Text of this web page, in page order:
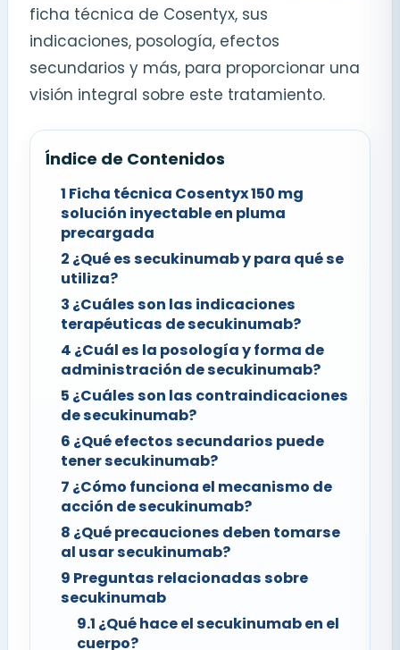
ficha técnica de Cosentyx, sus
indicaciones, posología, efectos
secundarios y más, para proporcionar una
visión integral sobre este tratamiento.
Índice de Contenidos
1 Ficha técnica Cosentyx 150 mg
solución inyectable en pluma
precargada
2 ¿Qué es secukinumab y para qué se
utiliza?
3 ¿Cuáles son las indicaciones
terapéuticas de secukinumab?
4 ¿Cuál es la posología y forma de
administración de secukinumab?
5 ¿Cuáles son las contraindicaciones
de secukinumab?
6 ¿Qué efectos secundarios puede
tener secukinumab?
7 ¿Cómo funciona el mecanismo de
acción de secukinumab?
8 ¿Qué precauciones deben tomarse
al usar secukinumab?
9 Preguntas relacionadas sobre
secukinumab
9.1 ¿Qué hace el secukinumab en el
cuerpo?